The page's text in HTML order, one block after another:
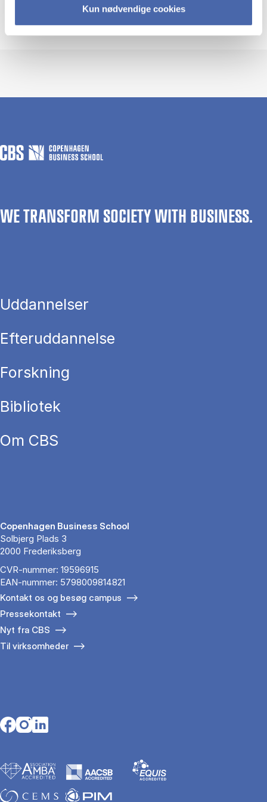
Kun nødvendige cookies
WE TRANSFORM SOCIETY WITH BUSINESS.
Uddannelser
Efteruddannelse
Forskning
Bibliotek
Om CBS
Copenhagen Business School
Solbjerg Plads 3
2000 Frederiksberg
CVR-nummer: 19596915
EAN-nummer: 5798009814821
Kontakt os og besøg campus
Pressekontakt
Nyt fra CBS
Til virksomheder
Opens in a new tab
Opens in a new tab
Opens in a new tab